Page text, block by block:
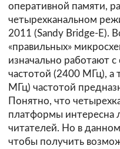
оперативной памяти,
четырехканальном
2011 (Sandy Bridge-E).
«правильных»
изначально работают
частотой (2400 МГц), а
МГц) частотой
Понятно, что
платформы интересна
читателей. Но в
чтобы получить